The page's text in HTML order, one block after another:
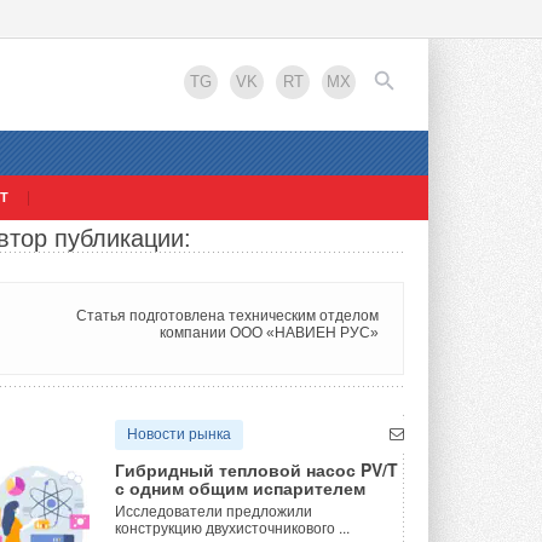
TG VK RT MX
публикации:
Статья подготовлена техническим отделом
компании ООО «НАВИЕН РУС»
Новости рынка
Гибридный тепловой насос PV/T
с одним общим испарителем
Исследователи предложили
конструкцию двухисточникового ...